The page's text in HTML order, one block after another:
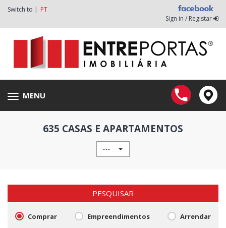
Switch to | PT
Sign in / Registar
Toggle
navigation
MENU
635 CASAS E APARTAMENTOS
---
PESQUISAR
Comprar Empreendimentos Arrendar